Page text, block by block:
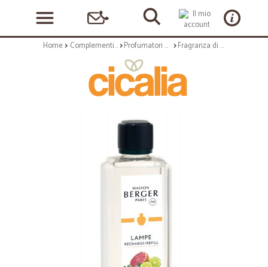
Home Complementi arredo Profumatori ambientali Fragranza di ricarica per profumatore - envolee d'agrumes - da 500 ml